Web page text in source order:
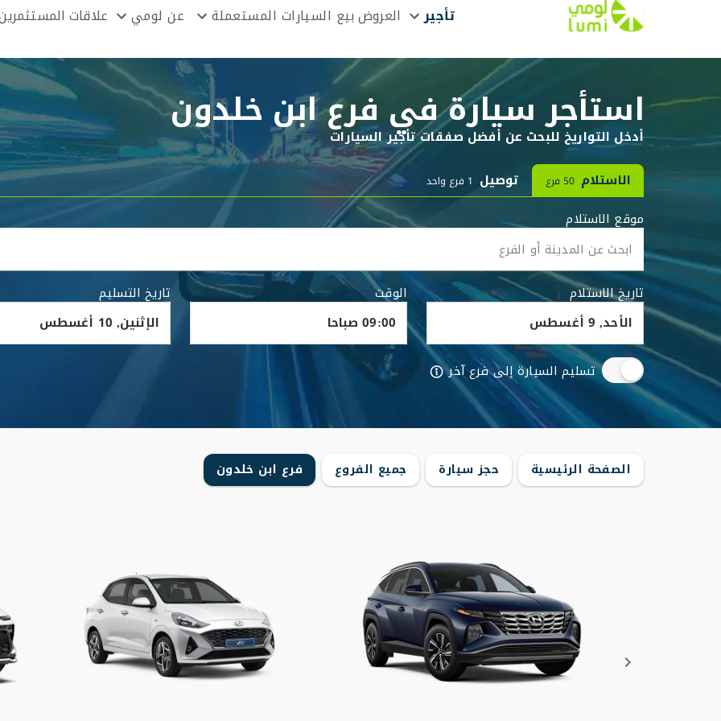
تأجير العروضبيع السيارات المستعملة عن لومي علاقات
استأجر سيارة في فرع ابن خلدون
أدخل التواريخ للبحث عن أفضل صفقات تأجير السيارات
الاستلام 50 فرع توصيل 1 فرع واحد
موقع الاستلام
تاريخ الاستلام الوقت تاريخ التسليم
تسليم السيارة إلى فرع آخر
الصفحة الرئيسية حجز سيارة جميع الفروع فرع ابن خلدون